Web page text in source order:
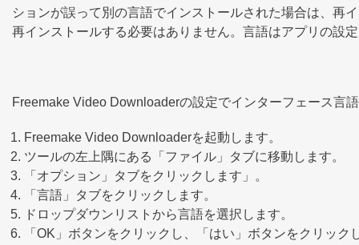
ションが誤って別の言語でインストールされた場合は、再
再インストールする必要はありません。言語はアプリの設
Freemake Video Downloaderの設定でインターフェース言
Freemake Video Downloaderを起動します。
ツールの左上隅にある「ファイル」タブに移動します。
「オプション」タブをクリックします」。
「言語」タブをクリックします。
ドロップダウンリストから言語を選択します。
「OK」ボタンをクリックし、「はい」ボタンをクリック